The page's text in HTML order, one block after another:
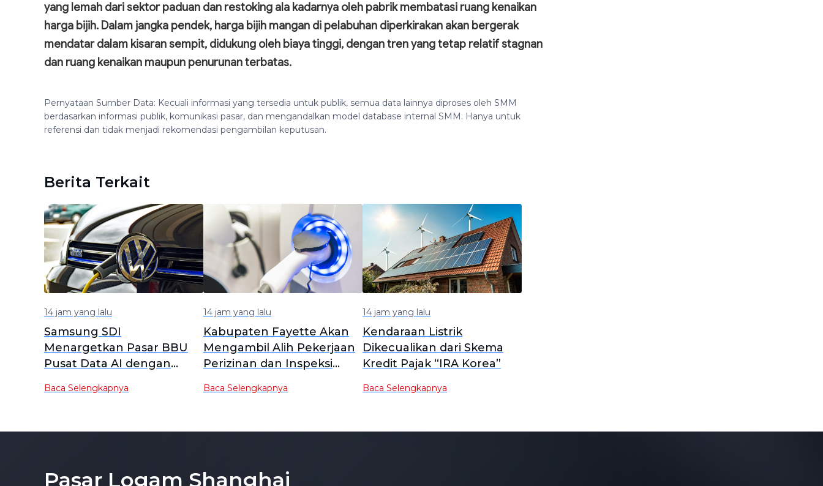
yang lemah dari sektor paduan dan restoking ala kadarnya oleh pabrik membatasi ruang kenaikan
harga bijih. Dalam jangka pendek, harga bijih mangan di pelabuhan diperkirakan akan bergerak
mendatar dalam kisaran sempit, didukung oleh biaya tinggi, dengan tren yang tetap relatif stagnan
dan ruang kenaikan maupun penurunan terbatas.
Pernyataan Sumber Data: Kecuali informasi yang tersedia untuk publik, semua data lainnya diproses oleh SMM
berdasarkan informasi publik, komunikasi pasar, dan mengandalkan model database internal SMM. Hanya untuk
referensi dan tidak menjadi rekomendasi pengambilan keputusan.
Berita Terkait
14 jam yang lalu
Samsung SDI
Menargetkan Pasar BBU
Pusat Data AI dengan
Baca Selengkapnya
14 jam yang lalu
Kabupaten Fayette Akan
Mengambil Alih Pekerjaan
Perizinan dan Inspeksi
Energy Solution-Honda AS
Baca Selengkapnya
14 jam yang lalu
Kendaraan Listrik
Dikecualikan dari Skema
Kredit Pajak “IRA Korea”
Baca Selengkapnya
Pasar Logam Shanghai